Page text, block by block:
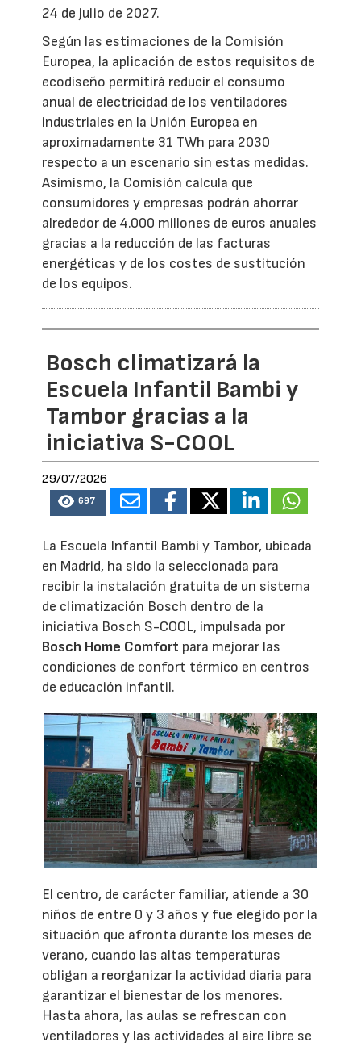
24 de julio de 2027.
Según las estimaciones de la Comisión
Europea, la aplicación de estos requisitos de
ecodiseño permitirá reducir el consumo
anual de electricidad de los ventiladores
industriales en la Unión Europea en
aproximadamente 31 TWh para 2030
respecto a un escenario sin estas medidas.
Asimismo, la Comisión calcula que
consumidores y empresas podrán ahorrar
alrededor de 4.000 millones de euros anuales
gracias a la reducción de las facturas
energéticas y de los costes de sustitución
de los equipos.
Bosch climatizará la
Escuela Infantil Bambi y
Tambor gracias a la
iniciativa S-COOL
29/07/2026
697
La Escuela Infantil Bambi y Tambor, ubicada
en Madrid, ha sido la seleccionada para
recibir la instalación gratuita de un sistema
de climatización Bosch dentro de la
iniciativa Bosch S-COOL, impulsada por
Bosch Home Comfort para mejorar las
condiciones de confort térmico en centros
de educación infantil.
El centro, de carácter familiar, atiende a 30
niños de entre 0 y 3 años y fue elegido por la
situación que afronta durante los meses de
verano, cuando las altas temperaturas
obligan a reorganizar la actividad diaria para
garantizar el bienestar de los menores.
Hasta ahora, las aulas se refrescan con
ventiladores y las actividades al aire libre se